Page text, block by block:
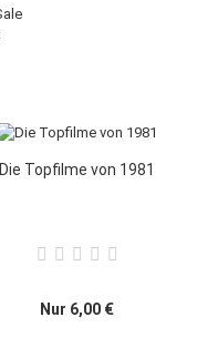
Die Topfilme von 1981
Nur 6,00 €